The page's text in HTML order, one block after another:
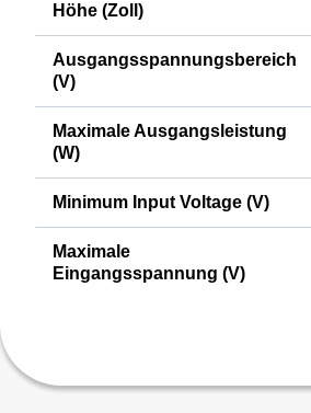
Höhe (Zoll)
Ausgangsspannungsbereich
(V)
Maximale Ausgangsleistung
(W)
Minimum Input Voltage (V)
Maximale
Eingangsspannung (V)